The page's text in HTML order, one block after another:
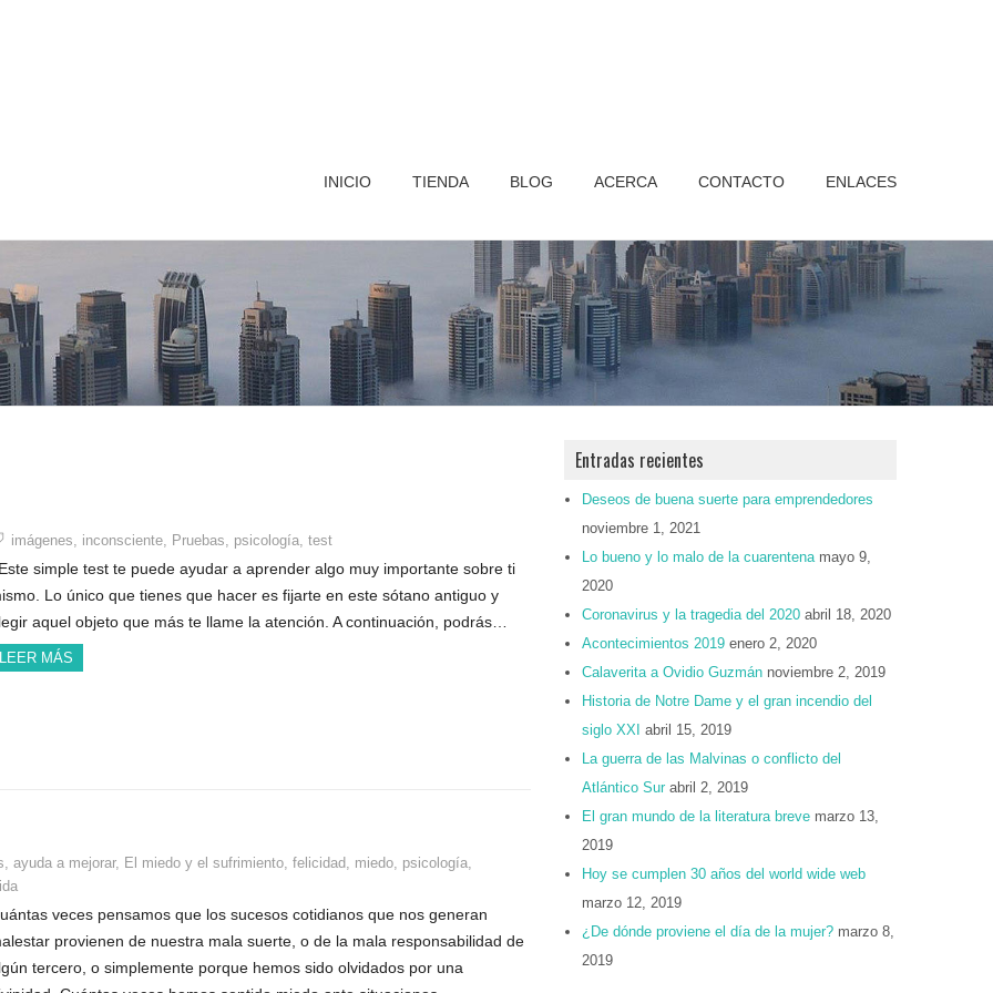
INICIO TIENDA BLOG ACERCA CONTACTO ENLACES
imágenes, inconsciente, Pruebas, psicología, test
simple test te puede ayudar a aprender algo muy importante sobre ti
Lo único que tienes que hacer es fijarte en este sótano antiguo y
aquel objeto que más te llame la atención. A continuación, podrás…
LEER MÁS
, ayuda a mejorar, El miedo y el sufrimiento, felicidad, miedo, psicología,
veces pensamos que los sucesos cotidianos que nos generan
provienen de nuestra mala suerte, o de la mala responsabilidad de
tercero, o simplemente porque hemos sido olvidados por una
Entradas recientes
Deseos de buena suerte para emprendedores
noviembre 1, 2021
Lo bueno y lo malo de la cuarentena mayo 9,
2020
Coronavirus y la tragedia del 2020 abril 18, 2020
Acontecimientos 2019 enero 2, 2020
Calaverita a Ovidio Guzmán noviembre 2, 2019
Historia de Notre Dame y el gran incendio del
siglo XXI abril 15, 2019
La guerra de las Malvinas o conflicto del
Atlántico Sur abril 2, 2019
El gran mundo de la literatura breve marzo 13,
2019
Hoy se cumplen 30 años del world wide web
marzo 12, 2019
¿De dónde proviene el día de la mujer? marzo 8,
2019